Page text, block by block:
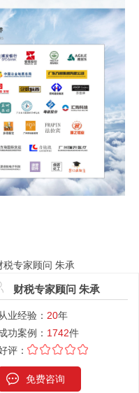
财税专家顾问 朱承
从业经验： 20年
功案例： 1742件
评：
免费咨询